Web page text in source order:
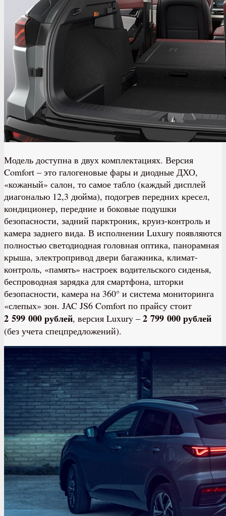
Модель доступна в двух комплектациях. Версия
Comfort – это галогеновые фары и диодные ДХО,
«кожаный» салон, то самое табло (каждый дисплей
диагональю 12,3 дюйма), подогрев передних кресел,
кондиционер, передние и боковые подушки
безопасности, задний парктроник, круиз-контроль и
камера заднего вида. В исполнении Luxury появляются
полностью светодиодная головная оптика, панорамная
крыша, электропривод двери багажника, климат-
контроль, «память» настроек водительского сиденья,
беспроводная зарядка для смартфона, шторки
безопасности, камера на 360° и система мониторинга
«слепых» зон. JAC JS6 Comfort по прайсу стоит
2 599 000 рублей, версия Luxury – 2 799 000 рублей
(без учета спецпредложений).